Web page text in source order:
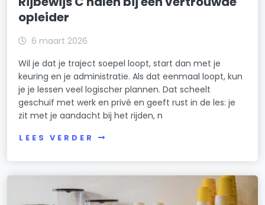
opleider
6 maart 2026
Wil je dat je traject soepel loopt, start dan met je
keuring en je administratie. Als dat eenmaal loopt, kun
je je lessen veel logischer plannen. Dat scheelt
geschuif met werk en privé en geeft rust in de les: je
zit met je aandacht bij het rijden, n
LEES VERDER